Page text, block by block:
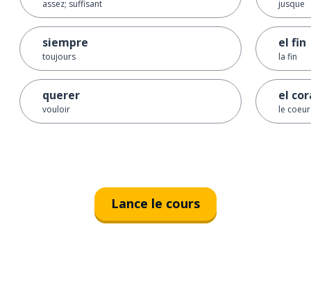
assez; suffisant
siempre
toujours
querer
vouloir
jusque
el fin
la fin
el
le coeur
Lance le cours